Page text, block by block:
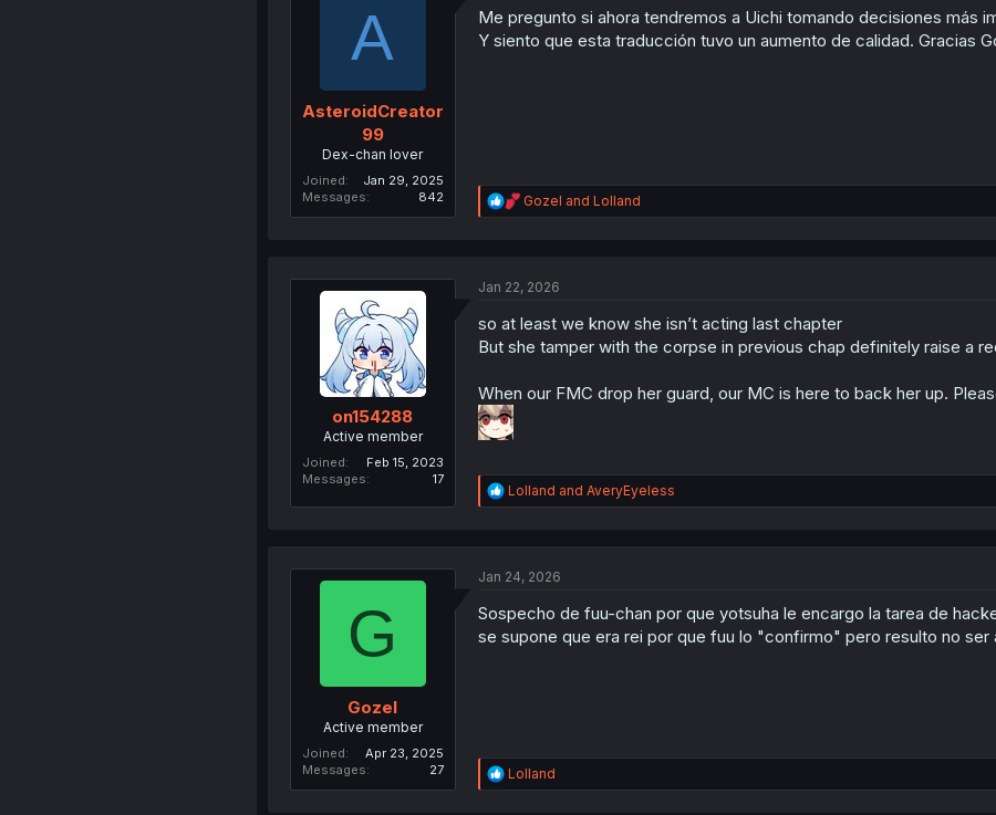
n
s
A
AsteroidCreator
99
Dex-chan lover
Joined
Jan 29, 2025
Messages
842
Me pregunto si ahora tendremos a Uichi tomando decisiones más
Y siento que esta traducción tuvo un aumento de calidad. Gracias
R
e
i
n
s
Gozel and Lolland
on154288
Active member
Joined
Feb 15, 2023
Messages
17
Jan 22, 2026
so at least we know she isn’t acting last chapter
But she tamper with the corpse in previous chap definitely raise a
When our FMC drop her guard, our MC is here to back her up.
R
e
i
n
s
Lolland and AveryEyeless
G
Gozel
Active member
Joined
Apr 23, 2025
Messages
27
Jan 24, 2026
Sospecho de fuu-chan por que yotsuha le encargo la tarea de
se supone que era rei por que fuu lo "confirmo" pero resulto no ser
R
e
Lolland